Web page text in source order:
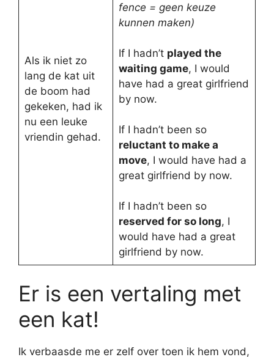
Als ik niet zo
lang de kat uit
de boom had
gekeken, had ik
nu een leuke
vriendin gehad.
fence = geen keuze
kunnen maken)
If I hadn’t played the
waiting game, I would
have had a great girlfriend
by now.
If I hadn’t been so
reluctant to make a
move, I would have had a
great girlfriend by now.
If I hadn’t been so
reserved for so long, I
would have had a great
girlfriend by now.
Er is een vertaling met
een kat!
Ik verbaasde me er zelf over toen ik hem vond,